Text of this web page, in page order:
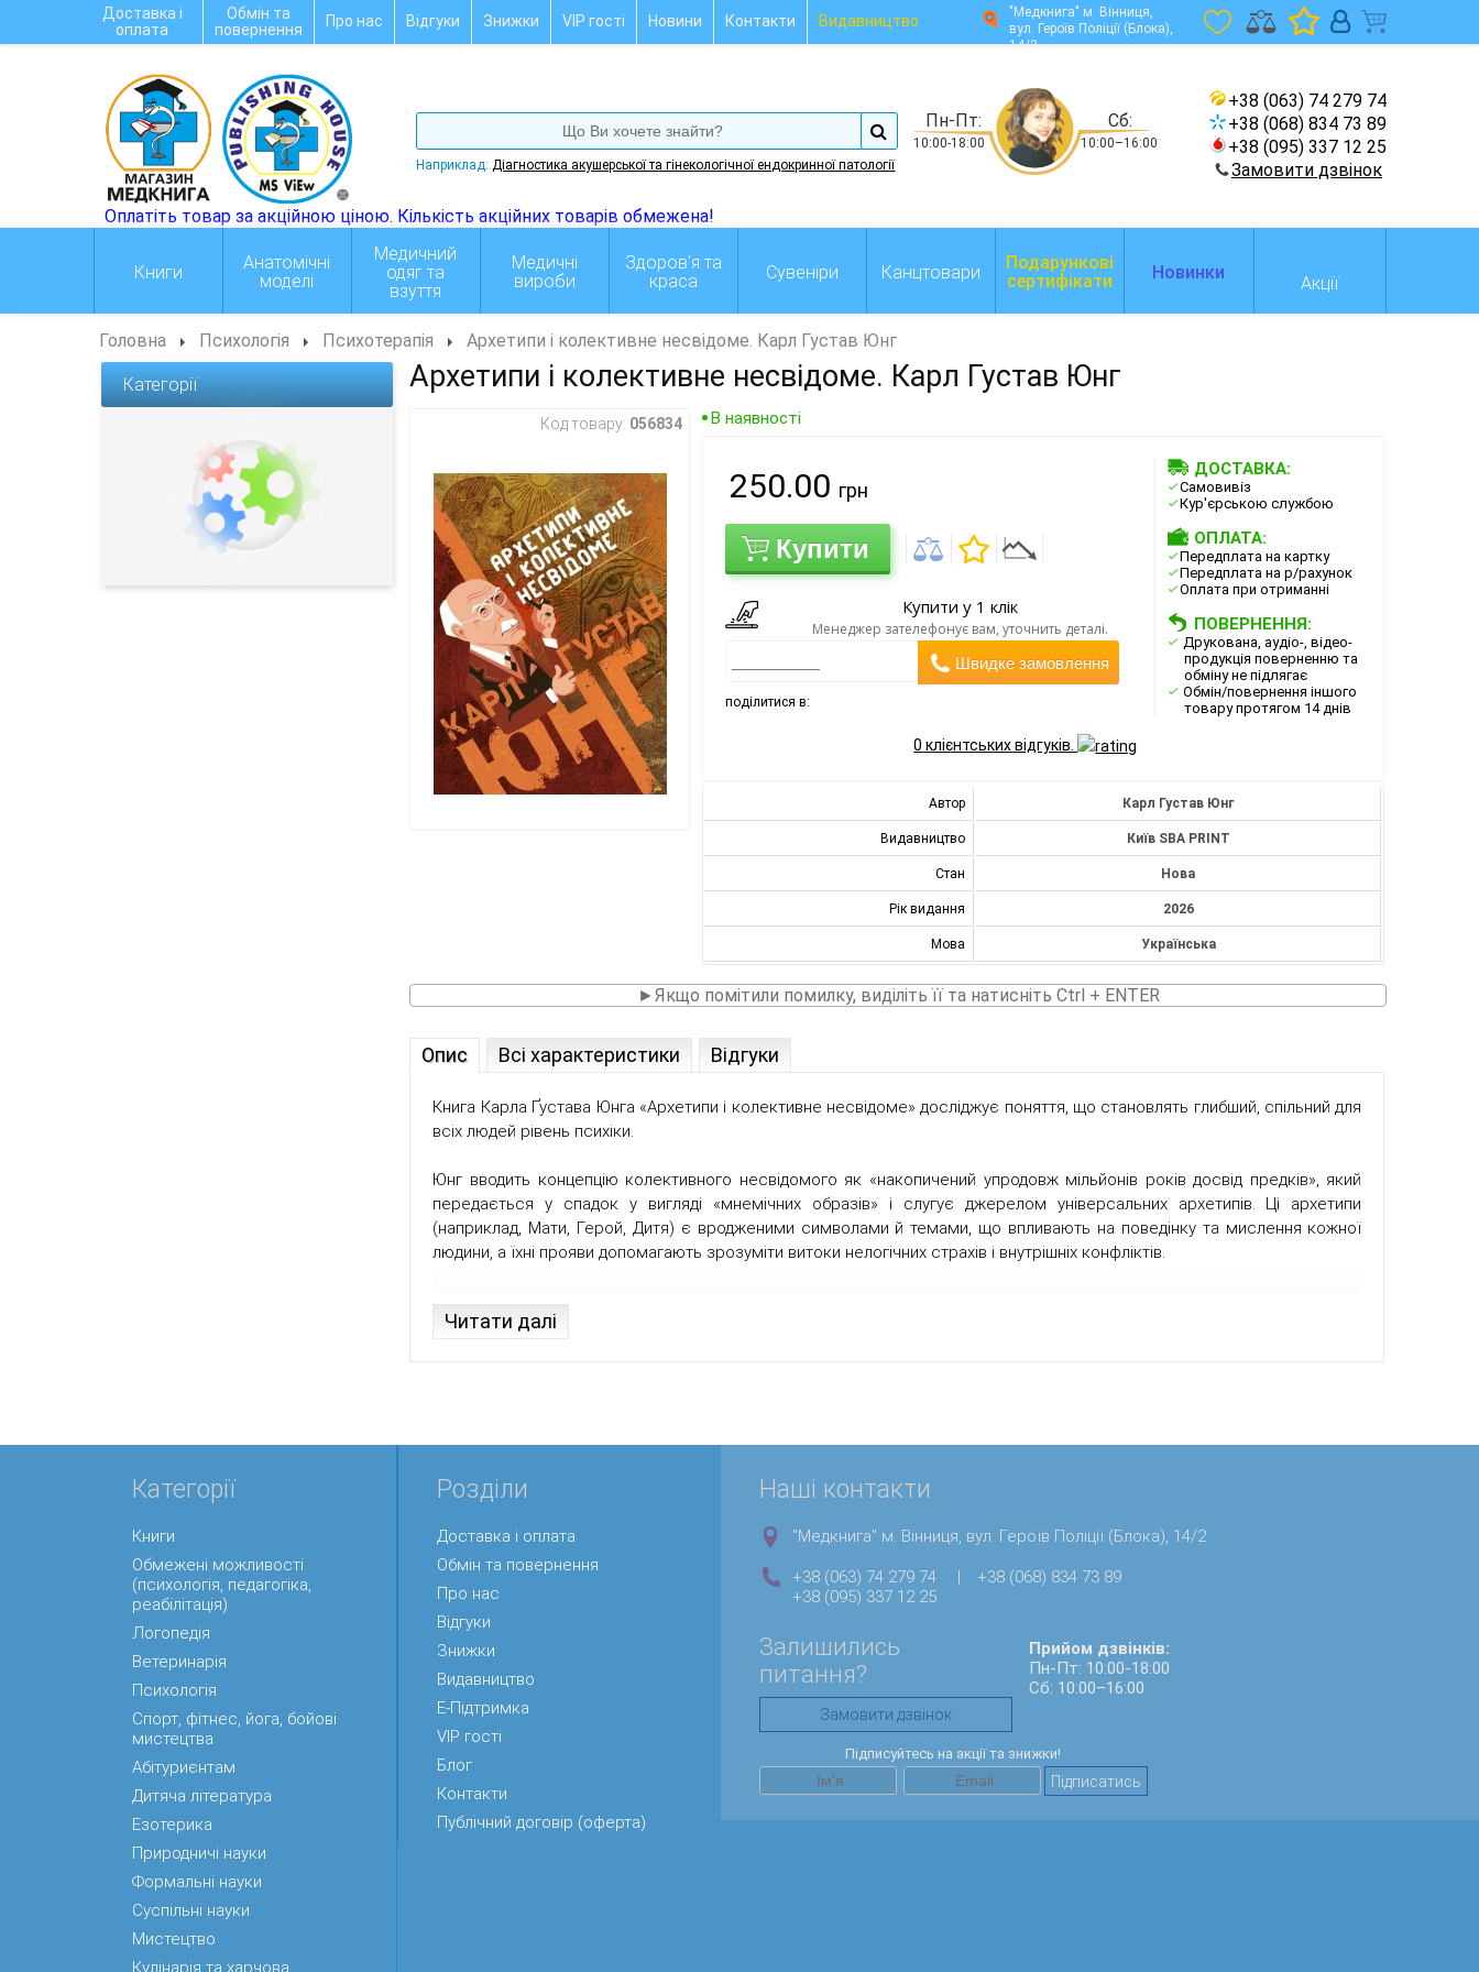
Доставка і
оплата
Обмін та
повернення
Про нас Відгуки Знижки VIP гості Новини Контакти Видавництво
"Медкнига" м. Вінниця,
вул. Героїв Поліції (Блока),
14/2
Пн-Пт: Сб:
10:00-18:00
10:00–16:00
Наприклад:Діагностика акушерської та гінекологічної ендокринної патології
+38 (063) 74 279 74
+38 (068) 834 73 89
+38 (095) 337 12 25
Замовити дзвінок
Книги
Анатомічні
моделі
Медичний
одяг та
взуття
Медичні
вироби
Здоров'я та
краса
Сувеніри Канцтовари
Подарункові
сертифікати
Новинки
Акції
Головна Психологія Психотерапія Архетипи і колективне несвідоме. Карл Густав Юнг
Категорії Архетипи і колективне несвідоме. Карл Густав Юнг
Код товару: 056834 В наявності
250.00 грн
Купити
Купити у 1 клік
Менеджер зателефонує вам, уточнить деталі.
Швидке замовлення
поділитися в:
0 клієнтських відгуків.
ДОСТАВКА:
Самовивіз
Кур'єрською службою
ОПЛАТА:
Передплата на картку
Передплата на р/рахунок
Оплата при отриманні
ПОВЕРНЕННЯ:
Друкована, аудіо-, відео-
продукція поверненню та
обміну не підлягає
Обмін/повернення іншого
товару протягом 14 днів
Автор Карл Густав Юнг
Видавництво Київ SBA PRINT
Стан Нова
Рік видання 2026
Мова Українська
►Якщо помітили помилку, виділіть її та натисніть Ctrl + ENTER
Опис Всі характеристики Відгуки
Книга Карла Ґустава Юнга «Архетипи і колективне несвідоме» досліджує поняття, що становлять глибший, спільний для
всіх людей рівень психіки.
Юнг вводить концепцію колективного несвідомого як «накопичений упродовж мільйонів років досвід предків», який
передається у спадок у вигляді «мнемічних образів» і слугує джерелом універсальних архетипів. Ці архетипи
(наприклад, Мати, Герой, Дитя) є вродженими символами й темами, що впливають на поведінку та мислення кожної
людини, а їхні прояви допомагають зрозуміти витоки нелогічних страхів і внутрішніх конфліктів.
Читати далі
Категорії
Книги
Обмежені можливості
(психологія, педагогіка,
реабілітація)
Логопедія
Ветеринарія
Психологія
Спорт, фітнес, йога, бойові
мистецтва
Абітуриєнтам
Дитяча література
Езотерика
Природничі науки
Формальні науки
Суспільні науки
Мистецтво
Кулінарія та харчова
Розділи
Доставка і оплата
Обмін та повернення
Про нас
Відгуки
Знижки
Видавництво
Е-Підтримка
VIP гості
Блог
Контакти
Публічний договір (оферта)
Наші контакти
"Медкнига" м. Вінниця, вул. Героїв Поліції (Блока), 14/2
+38 (063) 74 279 74 |
+38 (068) 834 73 89
+38 (095) 337 12 25
Залишились
питання?
Замовити дзвінок
Прийом дзвінків:
Пн-Пт: 10:00-18:00
Сб: 10:00–16:00
Підписуйтесь на акції та знижки!
Підписатись